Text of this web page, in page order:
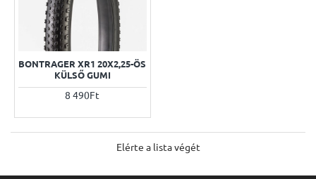
BONTRAGER XR1 20X2,25-ÖS
KÜLSŐ GUMI
8 490Ft
Elérte a lista végét